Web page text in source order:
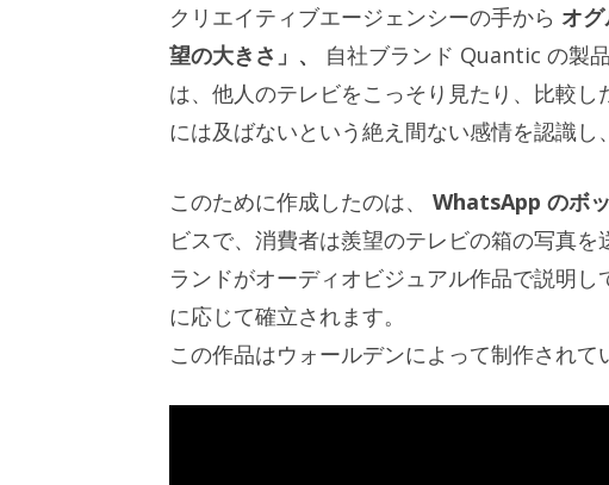
クリエイティブエージェンシーの手から オ
望の大きさ」、
自社ブランド Quantic の製
は、他人のテレビをこっそり見たり、比較
には及ばないという絶え間ない感情を認識
このために作成したのは、 WhatsApp のボ
ビスで、消費者は羨望のテレビの箱の写真
ランドがオーディオビジュアル作品で説明
に応じて確立されます。
この作品はウォールデンによって制作されて